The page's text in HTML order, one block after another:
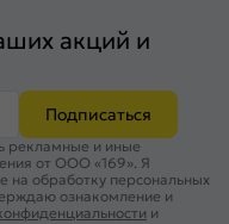
акций и
Подписаться
рекламные и иные
от ООО «169». Я
на обработку персональных
ознакомление и
и